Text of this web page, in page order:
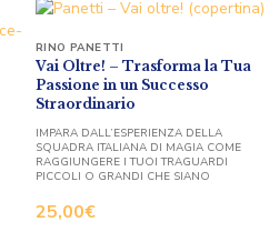
Vai Oltre! – Trasforma la Tua
Passione in un Successo
Straordinario
25,00€
RINO PANETTI
IMPARA DALL’ESPERIENZA DELLA
SQUADRA ITALIANA DI MAGIA COME
RAGGIUNGERE I TUOI TRAGUARDI
PICCOLI O GRANDI CHE SIANO